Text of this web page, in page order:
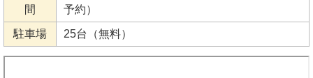
間
予約）
駐車場 25台（無料）